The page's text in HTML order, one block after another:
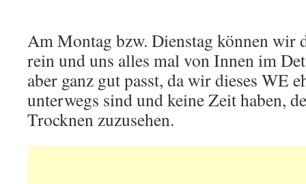
Am Montag bzw. Dienstag können wir
rein und uns alles mal von Innen im
aber ganz gut passt, da wir dieses WE
unterwegs sind und keine Zeit haben,
Trocknen zuzusehen.